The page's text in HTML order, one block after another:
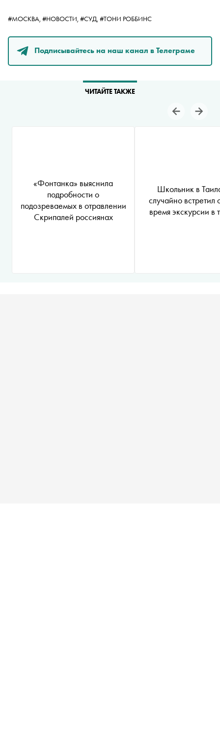
#МОСКВА, #НОВОСТИ, #СУД, #ТОНИ РОББИНС
Подписывайтесь на наш канал в Телеграме
ЧИТАЙТЕ ТАКЖЕ
«Фонтанка» выяснила
подробности о
подозреваемых в отравлении
Скрипалей россиянах
Школьник в
случайно встретил
время экскурсии в